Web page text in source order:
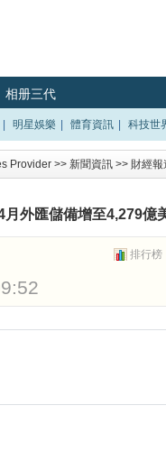
相册三代
明星娛樂 體育資訊 科技世
Provider >> 新聞資訊 >> 財經報
月外匯儲備增至4,279億
排行榜